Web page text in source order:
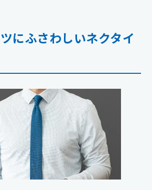
にふさわしいネクタイ